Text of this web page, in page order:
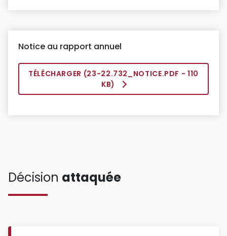
Notice au rapport annuel
TÉLÉCHARGER (23-22.732_NOTICE.PDF - 110
KB)
Décision attaquée